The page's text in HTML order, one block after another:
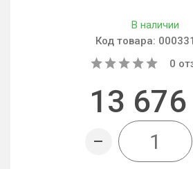
В наличии
Код товара:
0
13 676